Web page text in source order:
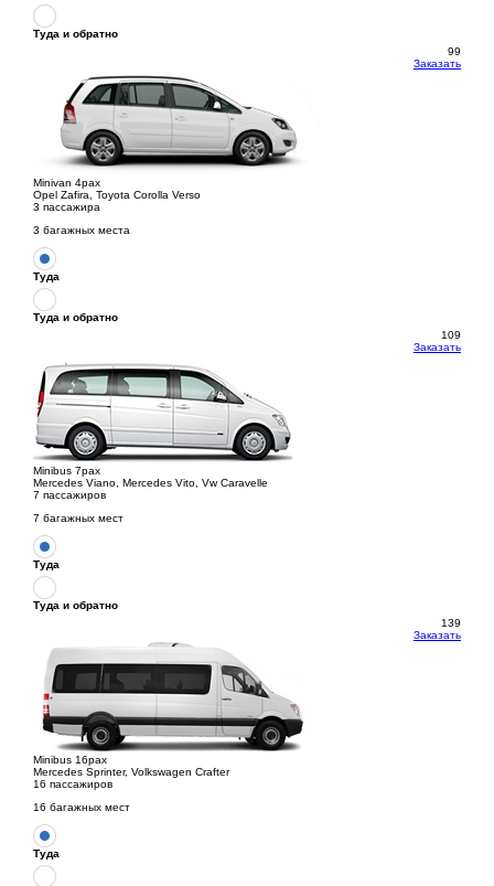
Туда и обратно
99
Заказать
Minivan 4pax
Opel Zafira, Toyota Corolla Verso
3 пассажира
3 багажных места
Туда
Туда и обратно
109
Заказать
Minibus 7pax
Mercedes Viano, Mercedes Vito, Vw Caravelle
7 пассажиров
7 багажных мест
Туда
Туда и обратно
139
Заказать
Minibus 16pax
Mercedes Sprinter, Volkswagen Crafter
16 пассажиров
16 багажных мест
Туда